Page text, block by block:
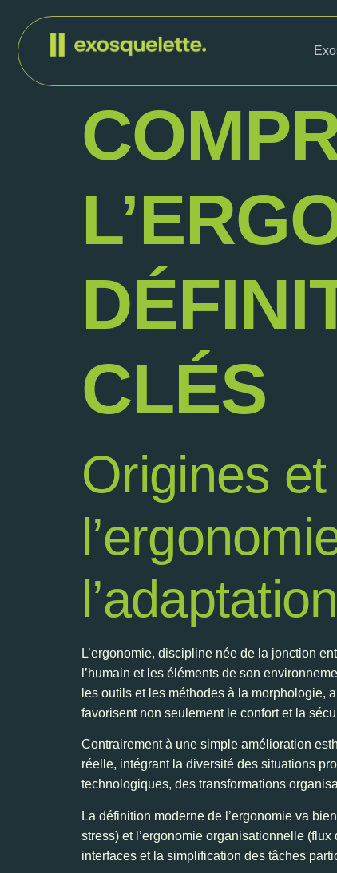
CLÉS
Origines
L’ergonomie, discipline née de la jonction
l’humain et les éléments de son
les outils et les méthodes à la morphologie,
favorisent non seulement le confort et la
Contrairement à une simple amélioration
réelle, intégrant la diversité des situations
technologiques, des transformations
La définition moderne de l’ergonomie va
stress) et l’ergonomie organisationnelle
interfaces et la simplification des tâches